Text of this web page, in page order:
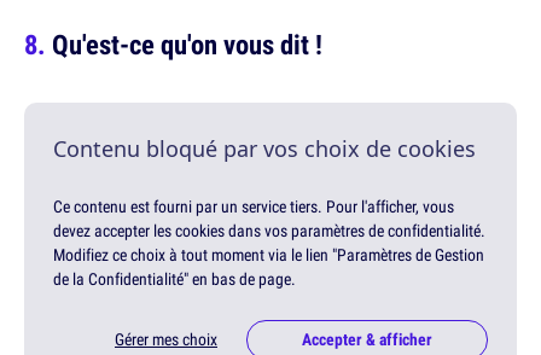
Qu'est-ce qu'on vous dit !
Contenu bloqué par vos choix de cookies
Ce contenu est fourni par un service tiers. Pour l'afficher, vous
devez accepter les cookies dans vos paramètres de confidentialité.
Modifiez ce choix à tout moment via le lien "Paramètres de Gestion
de la Confidentialité" en bas de page.
Gérer mes choix Accepter & afficher